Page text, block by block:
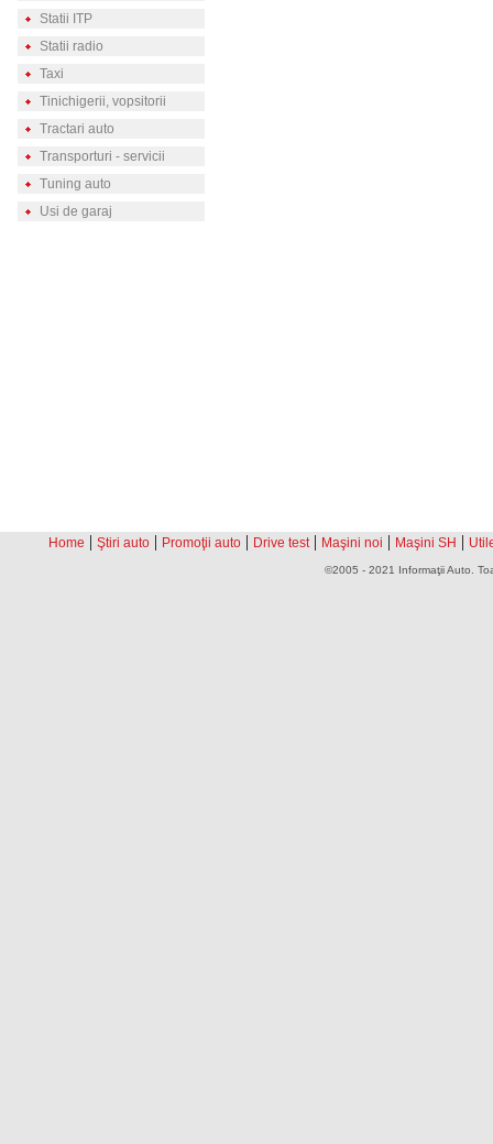
Statii ITP
Statii radio
Taxi
Tinichigerii, vopsitorii
Tractari auto
Transporturi - servicii
Tuning auto
Usi de garaj
Home | Ştiri auto | Promoţii auto | Drive test | Maşini noi | Maşini SH |
©2005 - 2021 Informaţii Auto.